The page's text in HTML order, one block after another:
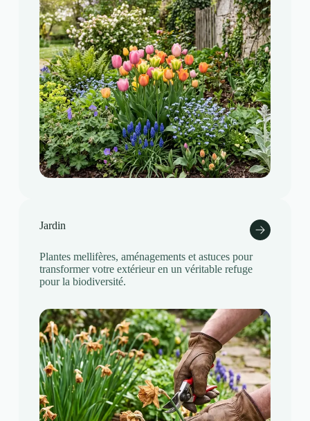
Jardin
Plantes mellifères, aménagements et astuces pour
transformer votre extérieur en un véritable refuge
pour la biodiversité.